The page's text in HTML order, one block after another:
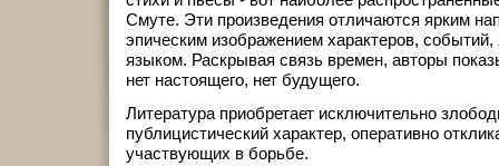
Смуте. Эти произведения отличаются ярким
эпическим изображением характеров,
языком. Раскрывая связь времен, авторы
нет настоящего, нет будущего.
Литература приобретает исключительно
публицистический характер, оперативно
участвующих в борьбе.